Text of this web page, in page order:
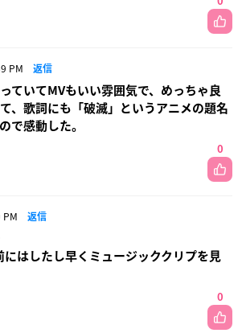
PM 返信
ていてMVもいい雰囲気で、めっちゃ良
、歌詞にも「破滅」というアニメの題名
で感動した。
0
返信
にはしたし早くミュージッククリプを見
0